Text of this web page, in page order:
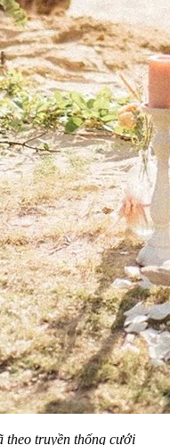
theo truyền thống cưới